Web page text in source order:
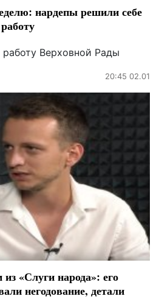
нардепы решили себе
Верховной Рады
20:45 02.01
«Слуги народа»: его
негодование, детали